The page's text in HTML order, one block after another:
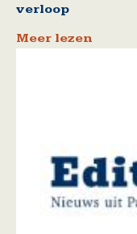
verloop
Meer lezen